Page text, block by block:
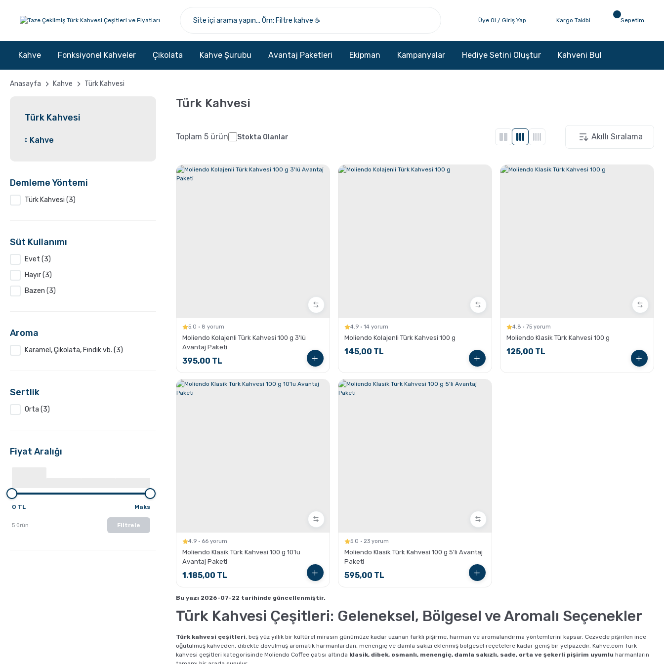
Üye Ol / Giriş Yap Kargo Takibi Sepetim
Kahve Fonksiyonel Kahveler Çikolata Kahve Şurubu Avantaj Paketleri Ekipman Kampanyalar Hediye Setini Oluştur Kahveni Bul
Anasayfa Kahve Türk Kahvesi
Türk Kahvesi
Kahve
Demleme Yöntemi
Türk Kahvesi (3)
Süt Kullanımı
Evet (3)
Hayır (3)
Bazen (3)
Aroma
Karamel, Çikolata, Fındık vb. (3)
Sertlik
Orta (3)
Fiyat Aralığı
0 TL Maks
5 ürün Filtrele
Türk Kahvesi
Toplam 5 ürün Stokta Olanlar
5.0 · 8 yorum
Moliendo Kolajenli Türk Kahvesi 100 g 3'lü
Avantaj Paketi
395,00 TL
4.9 · 14 yorum
Moliendo Kolajenli Türk Kahvesi 100 g
145,00 TL
4.8 · 75 yorum
Moliendo Klasik Türk Kahvesi 100 g
125,00 TL
4.9 · 66 yorum
Moliendo Klasik Türk Kahvesi 100 g 10'lu
Avantaj Paketi
1.185,00 TL
5.0 · 23 yorum
Moliendo Klasik Türk Kahvesi 100 g 5'li Avantaj
Paketi
595,00 TL
Bu yazı 2026-07-22 tarihinde güncellenmiştir.
Türk Kahvesi Çeşitleri: Geleneksel, Bölgesel ve Aromalı Seçenekler
Türk kahvesi çeşitleri, beş yüz yıllık bir kültürel mirasın günümüze kadar uzanan farklı pişirme, harman ve aromalandırma yöntemlerini kapsar. Cezvede pişirilen ince
öğütülmüş kahveden, dibekte dövülmüş aromatik harmanlardan, menengiç ve damla sakızı eklenmiş bölgesel reçetelere kadar geniş bir yelpazedir. Kahve.com Türk
kahvesi çeşitleri kategorisinde Moliendo Coffee çatısı altında klasik, dibek, osmanlı, menengiç, damla sakızlı, sade, orta ve şekerli pişirim uyumlu harmanların